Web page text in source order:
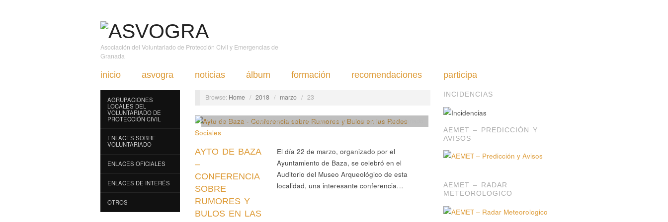
Asociación del Voluntariado de Protección Civil y Emergencias de
Granada
inicio asvogra noticias álbum formación recomendaciones participa
AGRUPACIONES
LOCALES DEL
VOLUNTARIADO DE
PROTECCIÓN CIVIL
ENLACES SOBRE
VOLUNTARIADO
ENLACES OFICIALES
ENLACES DE INTERÉS
OTROS
Browse: Home / 2018 / marzo / 23
AYTO DE BAZA
–
CONFERENCIA
SOBRE
RUMORES Y
BULOS EN LAS
Formación,Otros servicios de emergencia,Tablón de Anuncios ,Voluntariado
El día 22 de marzo, organizado por el
Ayuntamiento de Baza, se celebró en el
Auditorio del Museo Arqueológico de esta
localidad, una interesante conferencia…
INCIDENCIAS
AEMET – PREDICCIÓN Y
AVISOS
AEMET – RADAR
METEOROLOGICO